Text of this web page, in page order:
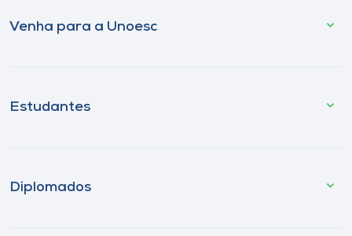
Venha para a Unoesc
Estudantes
Diplomados